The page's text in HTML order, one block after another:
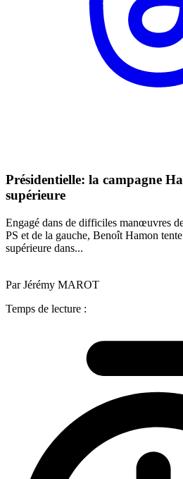
Présidentielle: la campagne
supérieure
Engagé dans de difficiles manœuvres
PS et de la gauche, Benoît Hamon
supérieure dans...
Par Jérémy MAROT
Temps de lecture :